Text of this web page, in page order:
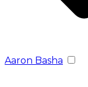
Aaron Basha